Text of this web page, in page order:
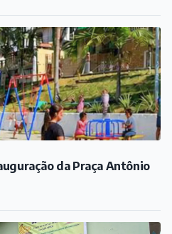
da Praça Antônio